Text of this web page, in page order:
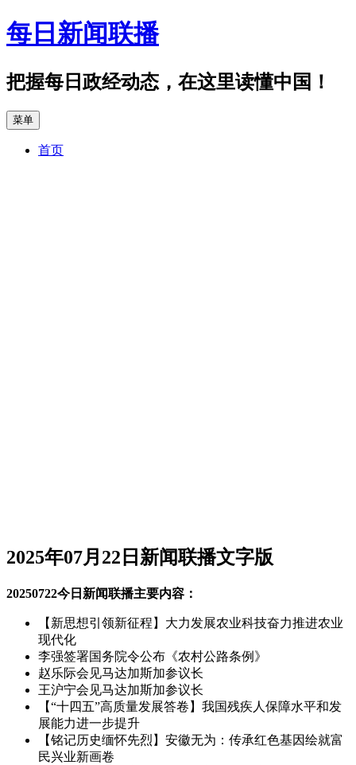
跳
至
文
每日新闻联播
把握每日政经动态，在这里读懂中国！
菜单
首页
2025年07月22日新闻联播文字版
20250722今日新闻联播主要内容：
【新思想引领新征程】大力发展农业科技奋力推进农业
现代化
李强签署国务院令公布《农村公路条例》
赵乐际会见马达加斯加参议长
王沪宁会见马达加斯加参议长
【“十四五”高质量发展答卷】我国残疾人保障水平和发
展能力进一步提升
【铭记历史缅怀先烈】安徽无为：传承红色基因绘就富
民兴业新画卷